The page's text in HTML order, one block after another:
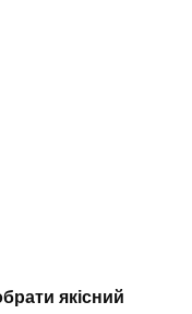
якісний